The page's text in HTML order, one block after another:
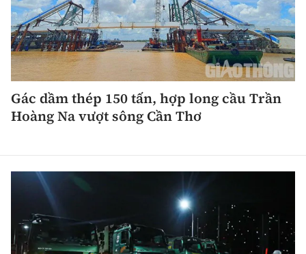
Gác dầm thép 150 tấn, hợp long cầu Trần
Hoàng Na vượt sông Cần Thơ